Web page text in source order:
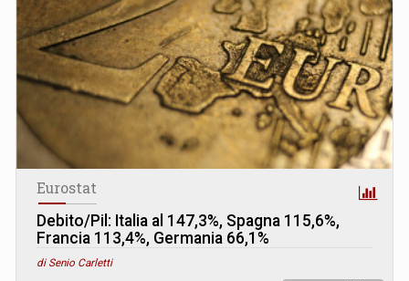
Eurostat
Debito/Pil: Italia al 147,3%, Spagna 115,6%,
Francia 113,4%, Germania 66,1%
di Senio Carletti